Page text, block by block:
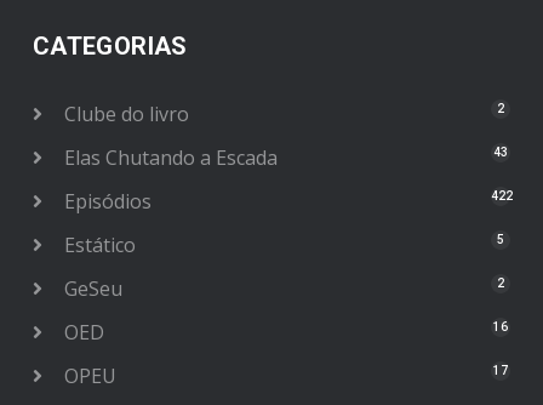
CATEGORIAS
Clube do livro 2
Elas Chutando a Escada 43
Episódios 422
Estático 5
GeSeu 2
OED 16
OPEU 17